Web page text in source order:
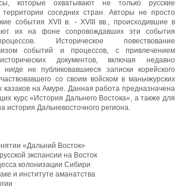
которые охватывают не только русские
соседних стран. Авторы не просто
события XVII в. - XVIII вв., происходившие в
их на фоне сопровождавших эти события
Историческое повествование
событий и процессов, с привлечением
документов, включая недавно
не публиковавшиеся записки корейского
со своим войском в маньчжурских
казаков на Амуре. Данная работа предназначена
курс «История Дальнего Востока», а также для
история Дальневосточного региона.
«Дальний Восток»
экспансии на Восток
колонизации Сибири
и институте аманатства